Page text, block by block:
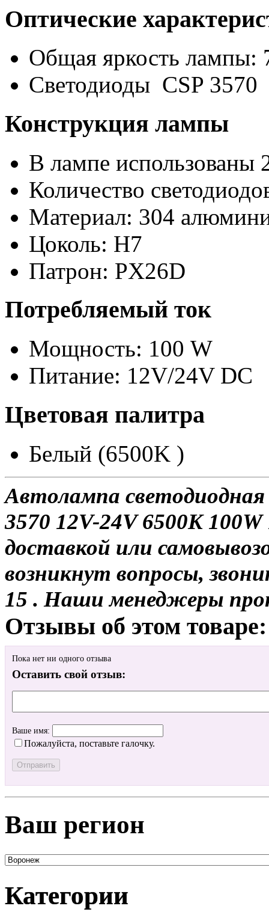
Оптические
Общая яркость лампы:
Светодиоды CSP 3570
Конструкция лампы
В лампе использованы
Количество
Материал: 304
Цоколь: H7
Патрон: PX26D
Потребляемый ток
Мощность: 100 W
Питание: 12V/24V DC
Цветовая палитра
Белый (6500K )
Автолампа
3570 12V-24V 6500K
доставкой или
возникнут вопросы,
15 . Наши менеджеры
Отзывы об этом товаре:
Пока нет ни одного отзыва
Оставить свой отзыв:
Ваше имя:
Пожалуйста, поставьте галочку.
Ваш регион
Категории